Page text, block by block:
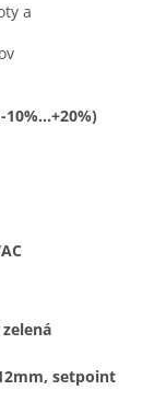
a
10%...+20%)
setpoint